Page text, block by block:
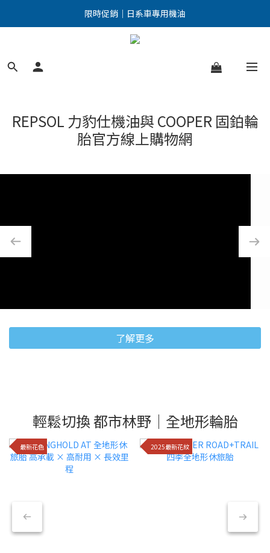
點擊加入LINE好友 優惠訊息不漏接！
限時促銷｜日系車專用機油
點擊加入LINE好友 優惠訊息不漏接！
REPSOL 力豹仕機油與 COOPER 固鉑輪
胎官方線上購物網
了解更多
輕鬆切換 都市林野｜全地形輪胎
最新花色 2025最新花紋